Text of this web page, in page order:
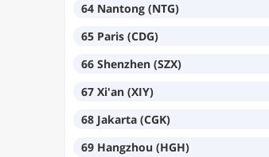
64 Nantong (NTG)
65 Paris (CDG)
66 Shenzhen (SZX)
67 Xi'an (XIY)
68 Jakarta (CGK)
69 Hangzhou (HGH)